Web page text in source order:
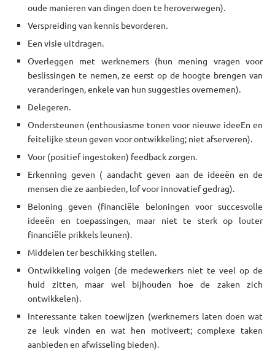
oude manieren van dingen doen te heroverwegen).
Verspreiding van kennis bevorderen.
Een visie uitdragen.
Overleggen met werknemers (hun mening vragen voor
beslissingen te nemen, ze eerst op de hoogte brengen van
veranderingen, enkele van hun suggesties overnemen).
Delegeren.
Ondersteunen (enthousiasme tonen voor nieuwe ideeEn en
feitelijke steun geven voor ontwikkeling; niet afserveren).
Voor (positief ingestoken) feedback zorgen.
Erkenning geven ( aandacht geven aan de ideeën en de
mensen die ze aanbieden, lof voor innovatief gedrag).
Beloning geven (financiële beloningen voor succesvolle
ideeën en toepassingen, maar niet te sterk op louter
financiële prikkels leunen).
Middelen ter beschikking stellen.
Ontwikkeling volgen (de medewerkers niet te veel op de
huid zitten, maar wel bijhouden hoe de zaken zich
ontwikkelen).
Interessante taken toewijzen (werknemers laten doen wat
ze leuk vinden en wat hen motiveert; complexe taken
aanbieden en afwisseling bieden).